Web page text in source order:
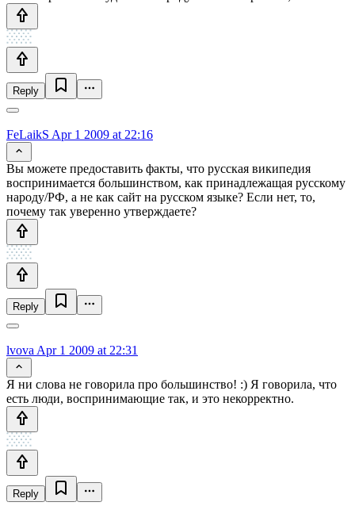
Reply
FeLaikS Apr 1 2009 at 22:16
Вы можете предоставить факты, что русская википедия
воспринимается большинством, как принадлежащая русскому
народу/РФ, а не как сайт на русском языке? Если нет, то,
почему так уверенно утверждаете?
Reply
lvova Apr 1 2009 at 22:31
Я ни слова не говорила про большинство! :) Я говорила, что
есть люди, воспринимающие так, и это некорректно.
Reply